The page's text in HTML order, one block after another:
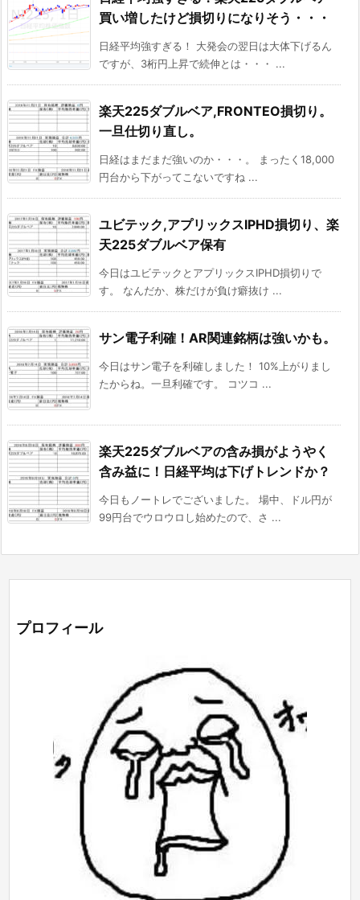
買い増したけど損切りになりそう・・・
日経平均強すぎる！ 大発会の翌日は大体下げるん
ですが、3桁円上昇で続伸とは・・・ ...
楽天225ダブルベア,FRONTEO損切り。
一旦仕切り直し。
日経はまだまだ強いのか・・・。 まったく18,000
円台から下がってこないですね ...
ユビテック,アプリックスIPHD損切り、楽
天225ダブルベア保有
今日はユビテックとアプリックスIPHD損切りで
す。 なんだか、株だけが負け癖抜け ...
サン電子利確！AR関連銘柄は強いかも。
今日はサン電子を利確しました！ 10%上がりまし
たからね。一旦利確です。 コツコ ...
楽天225ダブルベアの含み損がようやく
含み益に！日経平均は下げトレンドか？
今日もノートレでございました。 場中、ドル円が
99円台でウロウロし始めたので、さ ...
プロフィール